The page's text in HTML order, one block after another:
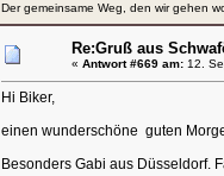
Der gemeinsame Weg, den wir gehen
Re:Gruß aus
« Antwort #669 am:12.
Hi Biker,
einen wunderschöne guten
Besonders Gabi aus Düsseldorf.